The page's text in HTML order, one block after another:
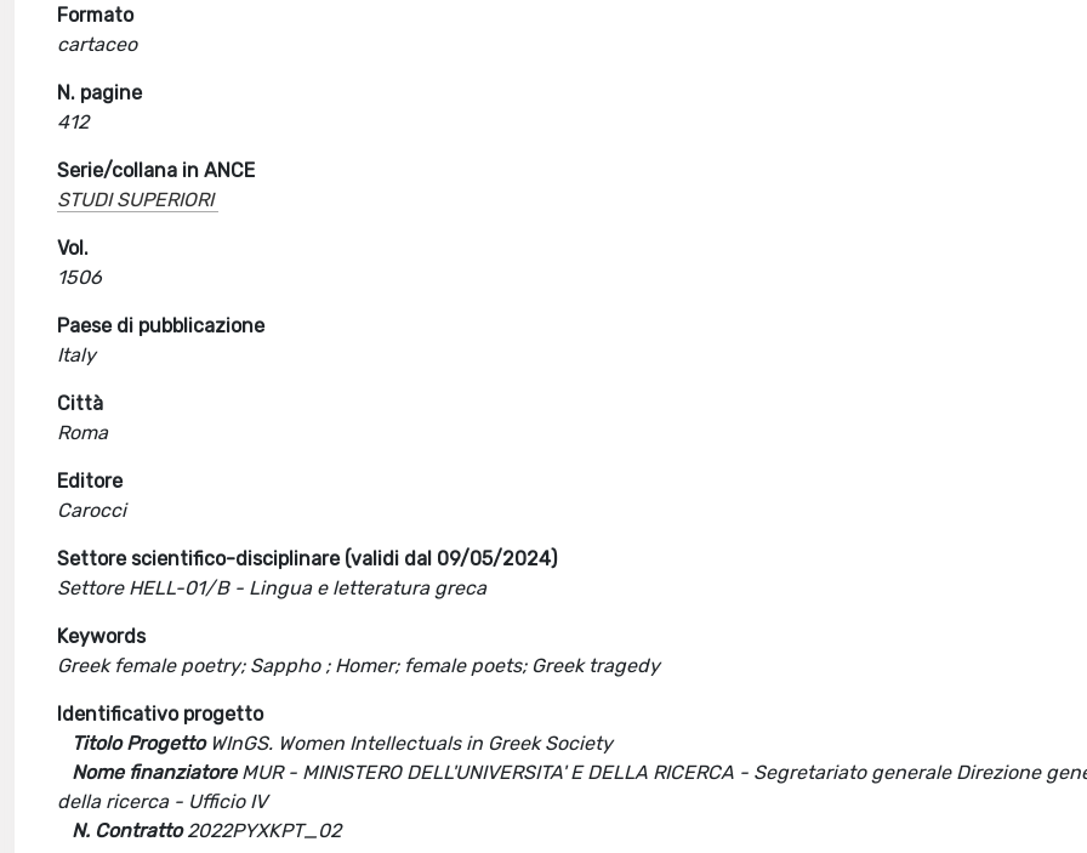
Formato
cartaceo
N. pagine
412
Serie/collana in ANCE
STUDI SUPERIORI
Vol.
1506
Paese di pubblicazione
Italy
Città
Roma
Editore
Carocci
Settore scientifico-disciplinare (validi dal 09/05/2024)
Settore HELL-01/B - Lingua e letteratura greca
Keywords
Greek female poetry; Sappho ; Homer; female poets; Greek tragedy
Identificativo progetto
Titolo ProgettoWInGS. Women Intellectuals in Greek Society
Nome finanziatoreMUR - MINISTERO DELL'UNIVERSITA' E DELLA RICERCA - Segretariato generale Direzione
della ricerca - Ufficio IV
N. Contratto2022PYXKPT_02